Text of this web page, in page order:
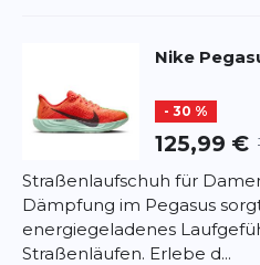
Nike
- 30 %
125,99 €
Straßenlaufschuh für
Dämpfung im Pegasus
energiegeladenes
Straßenläufen. Erlebe d...